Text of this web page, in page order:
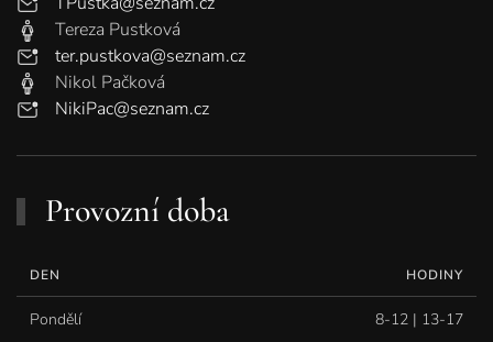
Tereza Pustková
ter.pustkova@seznam.cz
Nikol Pačková
NikiPac@seznam.cz
Provozní doba
DEN HODINY
Pondělí 8-12 | 13-17